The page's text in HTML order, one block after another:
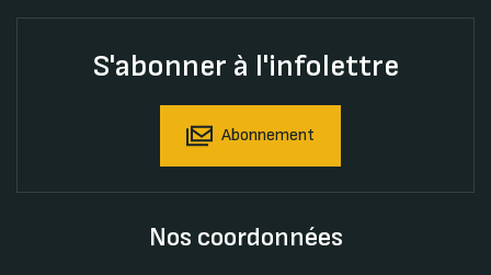
S'abonner à l'infolettre
Abonnement
Nos coordonnées